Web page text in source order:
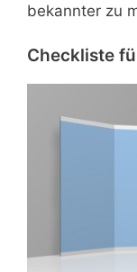
bekannter zu
Checkliste